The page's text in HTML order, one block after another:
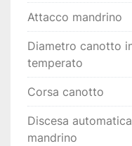
contatore
maschiatura,
TeamViewer
Attacco mandrino
Diametro canotto
temperato
Corsa canotto
Discesa
mandrino